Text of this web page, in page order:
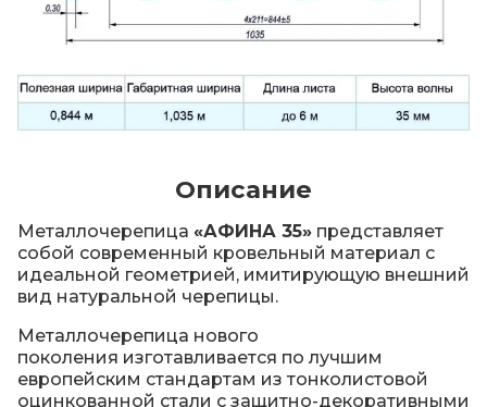
Описание
Металлочерепица «АФИНА 35» представляет
собой современный кровельный материал с
идеальной геометрией, имитирующую внешний
вид натуральной черепицы.
Металлочерепица нового
поколения изготавливается по лучшим
европейским стандартам из тонколистовой
оцинкованной стали с защитно-декоративными